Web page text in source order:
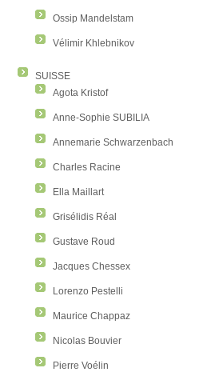
Ossip Mandelstam
Vélimir Khlebnikov
SUISSE
Agota Kristof
Anne-Sophie SUBILIA
Annemarie Schwarzenbach
Charles Racine
Ella Maillart
Grisélidis Réal
Gustave Roud
Jacques Chessex
Lorenzo Pestelli
Maurice Chappaz
Nicolas Bouvier
Pierre Voélin